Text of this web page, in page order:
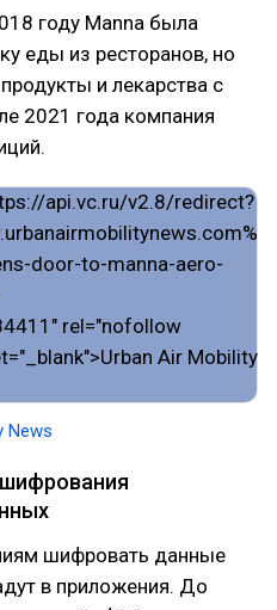
году Manna была
еды из ресторанов, но
и лекарства с
2021 года компания
News
шифровать данные
в приложения. До